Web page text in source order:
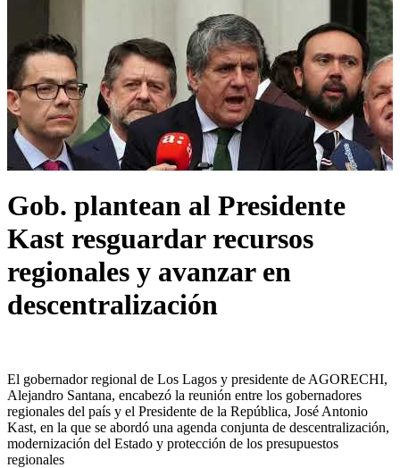
Gob. plantean al Presidente
Kast resguardar recursos
regionales y avanzar en
descentralización
El gobernador regional de Los Lagos y presidente de AGORECHI,
Alejandro Santana, encabezó la reunión entre los gobernadores
regionales del país y el Presidente de la República, José Antonio
Kast, en la que se abordó una agenda conjunta de descentralización,
modernización del Estado y protección de los presupuestos
regionales